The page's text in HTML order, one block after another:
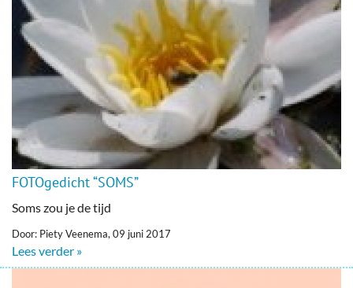
FOTOgedicht “SOMS”
Soms zou je de tijd
Door: Piety Veenema, 09 juni 2017
Lees verder »